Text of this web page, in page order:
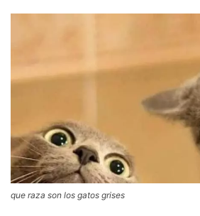
que raza son los gatos grises